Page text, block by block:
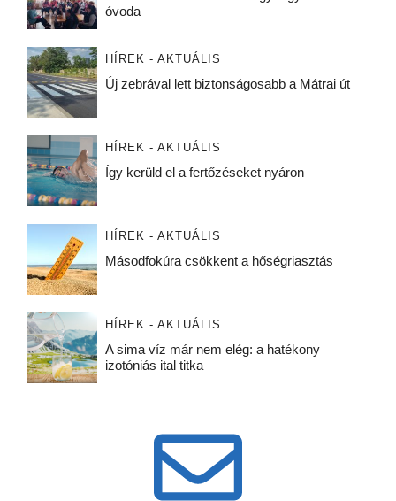
óvoda
HÍREK - AKTUÁLIS
Új zebrával lett biztonságosabb a Mátrai út
HÍREK - AKTUÁLIS
Így kerüld el a fertőzéseket nyáron
HÍREK - AKTUÁLIS
Másodfokúra csökkent a hőségriasztás
HÍREK - AKTUÁLIS
A sima víz már nem elég: a hatékony
izotóniás ital titka